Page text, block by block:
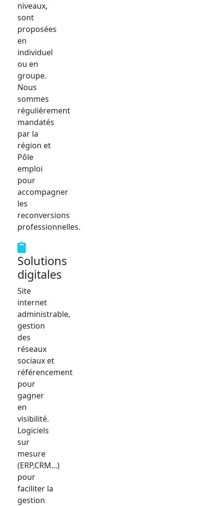
niveaux,
sont
proposées
en
individuel
ou en
groupe.
Nous
sommes
régulièrement
mandatés
par la
région et
Pôle
emploi
pour
accompagner
les
reconversions
professionnelles.
Solutions
digitales
Site
internet
administrable,
gestion
des
réseaux
sociaux et
référencement
pour
gagner
en
visibilité.
Logiciels
sur
mesure
(ERP,CRM...)
pour
faciliter la
gestion